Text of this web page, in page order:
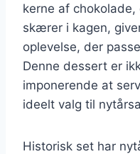
kerne af
skærer i kagen,
oplevelse, der
Denne dessert er
imponerende at
ideelt valg til
Historisk set har